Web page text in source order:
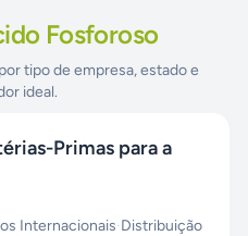
Fosforoso
tipo de empresa, estado e
ideal.
Primas para a
Internacionais·Distribuição